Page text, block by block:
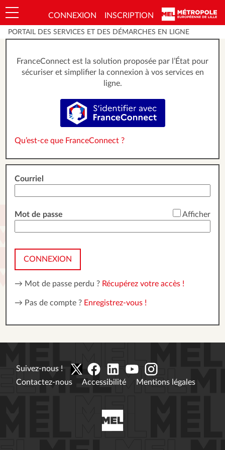
PORTAIL DES SERVICES ET DES DÉMARCHES EN LIGNE
CONNEXION INSCRIPTION
Ouvrir le menu
FranceConnect est la solution proposée par l’État pour
sécuriser et simplifier la connexion à vos services en
ligne.
S’identifier avec FranceConnect
Qu’est-ce que FranceConnect ?
Courriel
Mot de passe Afficher
CONNEXION
→ Mot de passe perdu ? Récupérez votre accès !
→ Pas de compte ? Enregistrez-vous !
Suivez-nous !
Contactez-nous
Accessibilité Mentions légales